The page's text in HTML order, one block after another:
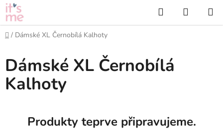
Přejít
na
obsah
Hledat
KOŠÍK
Domů
/ Dámské XL Černobílá Kalhoty
Dámské XL Černobílá
Kalhoty
Produkty teprve připravujeme.